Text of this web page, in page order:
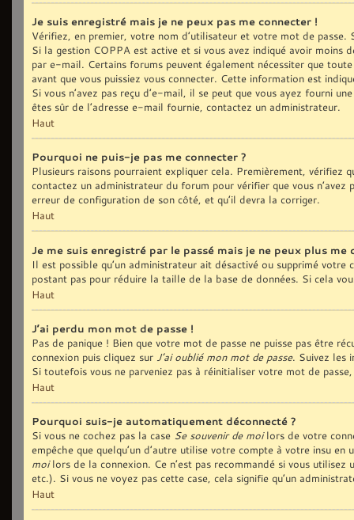
Je suis enregistré mais je ne peux pas me connecter !
Vérifiez, en premier, votre nom d’utilisateur et votre mot de passe.
Si la gestion COPPA est active et si vous avez indiqué avoir moins
par e-mail. Certains forums peuvent également nécessiter que
avant que vous puissiez vous connecter. Cette information est
Si vous n’avez pas reçu d’e-mail, il se peut que vous ayez fourni
êtes sûr de l’adresse e-mail fournie, contactez un administrateur.
Haut
Pourquoi ne puis-je pas me connecter ?
Plusieurs raisons pourraient expliquer cela. Premièrement, vérifiez
contactez un administrateur du forum pour vérifier que vous
erreur de configuration de son côté, et qu’il devra la corriger.
Haut
Je me suis enregistré par le passé mais je ne peux plus me
Il est possible qu’un administrateur ait désactivé ou supprimé
postant pas pour réduire la taille de la base de données. Si cela
Haut
J’ai perdu mon mot de passe !
Pas de panique ! Bien que votre mot de passe ne puisse pas être
connexion puis cliquez sur J’ai oublié mon mot de passe. Suivez les
Si toutefois vous ne parveniez pas à réinitialiser votre mot de
Haut
Pourquoi suis-je automatiquement déconnecté ?
Si vous ne cochez pas la case Se souvenir de moilors de votre
empêche que quelqu’un d’autre utilise votre compte à votre insu
moilors de la connexion. Ce n’est pas recommandé si vous
etc.). Si vous ne voyez pas cette case, cela signifie qu’un
Haut